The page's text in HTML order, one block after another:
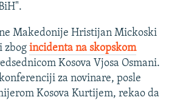
Makedonije Hristijan Mickoski
zbog incidenta na skopskom
Kosova Vjosa Osmani.
za novinare, posle
Kosova Kurtijem, rekao da